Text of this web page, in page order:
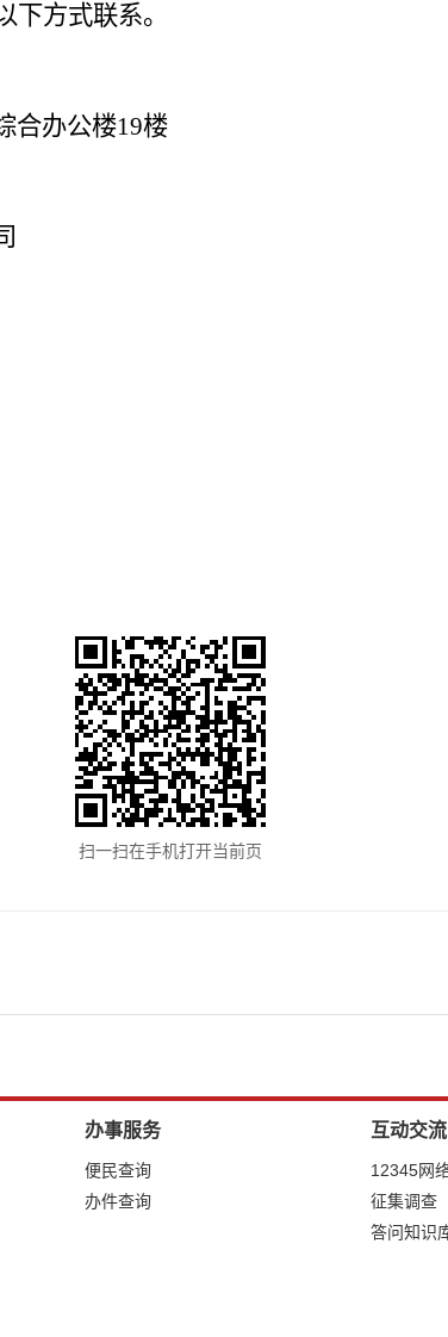
方式联系。
合办公楼19楼
）
扫一扫在手机打开当前页
办事服务
便民查询
办件查询
互动交流
12345网
征集调查
答问知识